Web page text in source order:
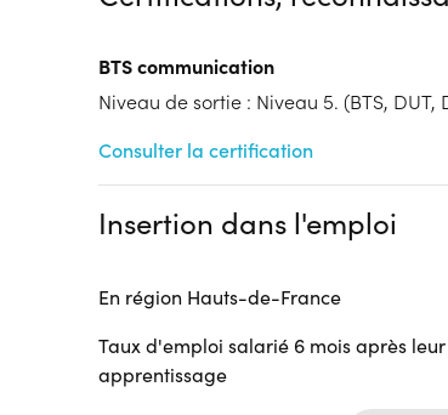
Formation par voie de l'Apprentissage
Modalités d'enseignement :
Cycle de l'alternance
Année 1 : Contrat d’apprentissage
31 Bd Amyot d'Inville
Accueil sur le lieu de formation
Hébergement :Pas d'hébergement
Restauration :Pas de restauration
BTS communication
Niveau de sortie : Niveau 5. (BTS, DUT,
Consulter la certification
Insertion dans l'emploi
En région Hauts-de-France
Taux d'emploi salarié 6 mois après
apprentissage